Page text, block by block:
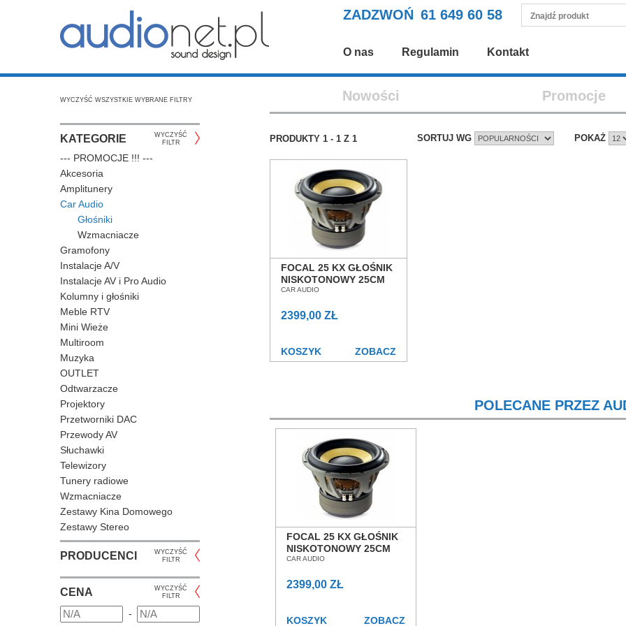
ZADZWOŃ 61 649 60 58
O nas Regulamin Kontakt
WYCZYŚĆ WSZYSTKIE WYBRANE FILTRY
KATEGORIE
WYCZYŚĆ
FILTR
--- PROMOCJE !!! ---
Akcesoria
Amplitunery
Car Audio
Głośniki
Wzmacniacze
Gramofony
Instalacje A/V
Instalacje AV i Pro Audio
Kolumny i głośniki
Meble RTV
Mini Wieże
Multiroom
Muzyka
OUTLET
Odtwarzacze
Projektory
Przetworniki DAC
Przewody AV
Słuchawki
Telewizory
Tunery radiowe
Wzmacniacze
Zestawy Kina Domowego
Zestawy Stereo
PRODUCENCI
WYCZYŚĆ
FILTR
CENA
WYCZYŚĆ
FILTR
-
Nowości Promocje
PRODUKTY 1 - 1 Z 1 SORTUJ WG POKAŻ
FOCAL 25 KX GŁOŚNIK
NISKOTONOWY 25CM
SALON POZNAŃ
CAR AUDIO
2399,00 ZŁ
KOSZYK ZOBACZ
POLECANE PRZEZ
FOCAL 25 KX GŁOŚNIK
NISKOTONOWY 25CM
SALON POZNAŃ
CAR AUDIO
2399,00 ZŁ
KOSZYK ZOBACZ